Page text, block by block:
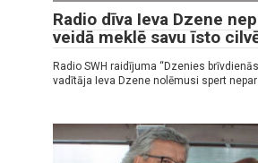
Radio dīva Ieva Dzene
veidā meklē savu īsto
Radio SWH raidījuma “Dzenies
vadītāja Ieva Dzene nolēmusi spert